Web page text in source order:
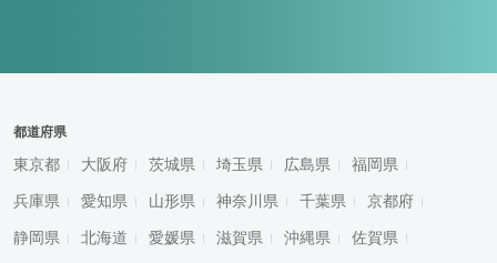
都道府県
東京都 大阪府 茨城県 埼玉県 広島県 福岡県
兵庫県 愛知県 山形県 神奈川県 千葉県 京都府
静岡県 北海道 愛媛県 滋賀県 沖縄県 佐賀県